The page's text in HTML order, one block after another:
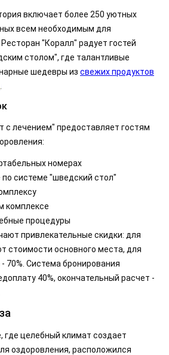
включает более 250 уютных
всем необходимым для
"Коралл" радует гостей
столом", где талантливые
шедевры из свежих продуктов
с лечением" предоставляет гостям
номерах
по системе "шведский стол"
комплексе
процедуры
привлекательные скидки: для
стоимости основного места, для
70%. Система бронирования
40%, окончательный расчет -
где целебный климат создает
оздоровления, расположился